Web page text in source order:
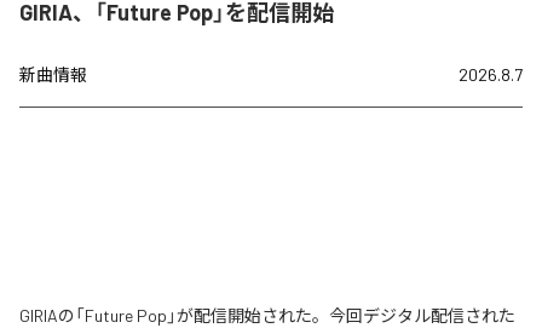
GIRIA、「Future Pop」を配信開始
新曲情報 2026.8.7
GIRIAの「Future Pop」が配信開始された。今回デジタル配信された